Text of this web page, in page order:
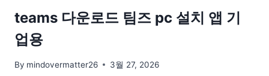
teams 다운로드 팀즈 pc 설치 앱 기
업용
By mindovermatter26 3월 27, 2026